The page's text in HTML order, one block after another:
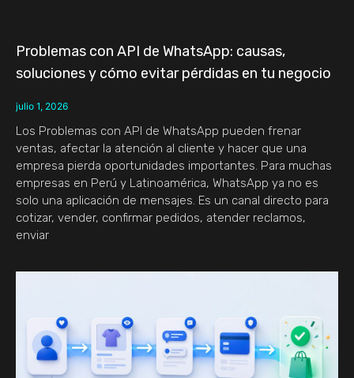
Problemas con API de WhatsApp: causas,
soluciones y cómo evitar pérdidas en tu negocio
julio 1, 2026
Los Problemas con API de WhatsApp pueden frenar
ventas, afectar la atención al cliente y hacer que una
empresa pierda oportunidades importantes. Para muchas
empresas en Perú y Latinoamérica, WhatsApp ya no es
solo una aplicación de mensajes. Es un canal directo para
cotizar, vender, confirmar pedidos, atender reclamos,
enviar